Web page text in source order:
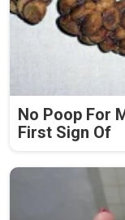
No Poop For
First Sign Of